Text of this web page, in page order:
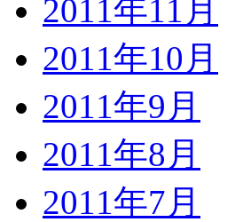
2011年11月
2011年10月
2011年9月
2011年8月
2011年7月